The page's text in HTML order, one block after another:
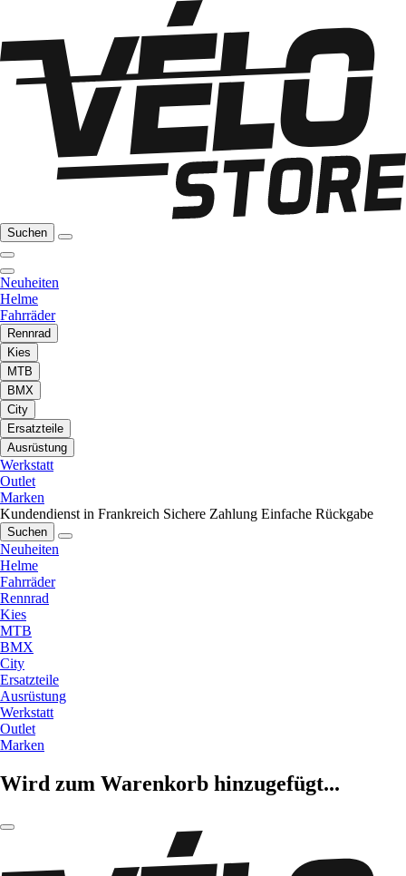
Suchen
Neuheiten
Helme
Fahrräder
Rennrad
Kies
MTB
BMX
City
Ersatzteile
Ausrüstung
Werkstatt
Outlet
Marken
Kundendienst in Frankreich Sichere Zahlung Einfache Rückgabe
Suchen
Neuheiten
Helme
Fahrräder
Rennrad
Kies
MTB
BMX
City
Ersatzteile
Ausrüstung
Werkstatt
Outlet
Marken
Wird zum Warenkorb hinzugefügt...